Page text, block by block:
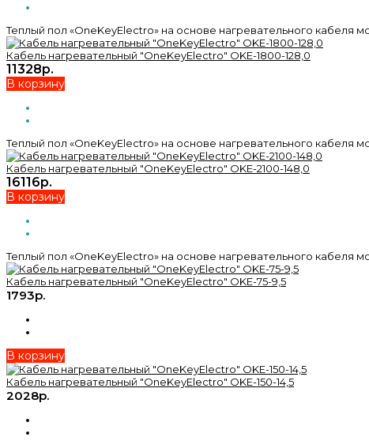
Теплый пол «OneKeyElectro» на основе нагревательного кабеля
Кабель нагревательный "OneKeyElectro" OKE-1800-128,0
11328р.
В корзину
Теплый пол «OneKeyElectro» на основе нагревательного кабеля
Кабель нагревательный "OneKeyElectro" OKE-2100-148,0
16116р.
В корзину
Теплый пол «OneKeyElectro» на основе нагревательного кабеля
Кабель нагревательный "OneKeyElectro" OKE-75-9,5
1793р.
В корзину
Кабель нагревательный "OneKeyElectro" OKE-150-14,5
2028р.